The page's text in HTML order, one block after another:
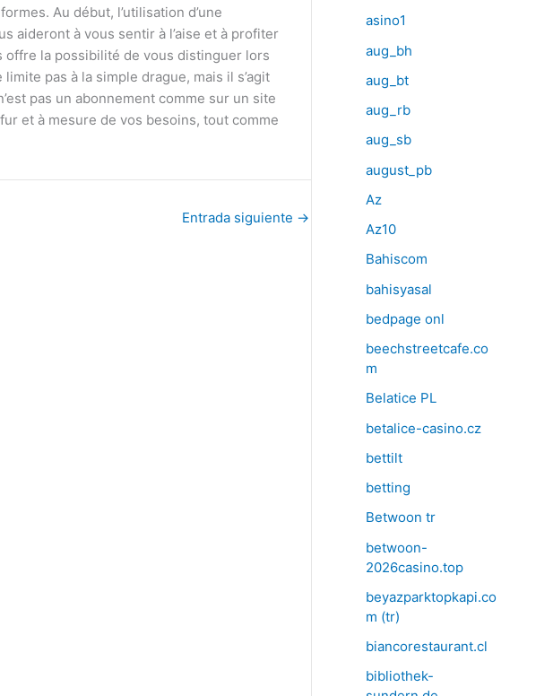
Au début, l’utilisation d’une
aideront à vous sentir à l’aise et à profiter
offre la possibilité de vous distinguer lors
pas à la simple drague, mais il s’agit
pas un abonnement comme sur un site
et à mesure de vos besoins, tout comme
Entrada siguiente →
asino1
aug_bh
aug_bt
aug_rb
aug_sb
august_pb
Az
Az10
Bahiscom
bahisyasal
bedpage onl
beechstreetcafe.co
m
Belatice PL
betalice-casino.cz
bettilt
betting
Betwoon tr
betwoon-
2026casino.top
beyazparktopkapi.co
m (tr)
biancorestaurant.cl
bibliothek-